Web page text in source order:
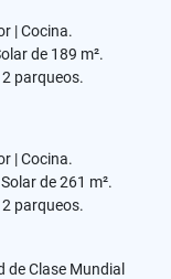
| Cocina.
de 189 m².
parqueos.
| Cocina.
de 261 m².
parqueos.
de Clase Mundial